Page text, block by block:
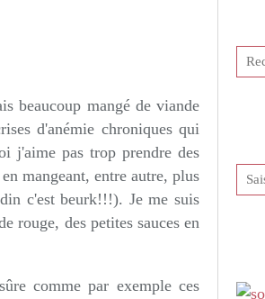
beaucoup mangé de viande
d'anémie chroniques qui
j'aime pas trop prendre des
mangeant, entre autre, plus
c'est beurk!!!). Je me suis
rouge, des petites sauces en
comme par exemple ces